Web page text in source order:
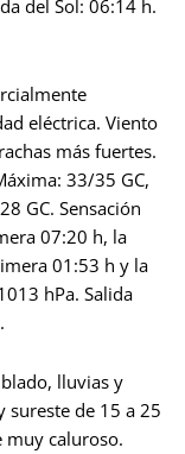
del Sol: 06:14 h.
eléctrica. Viento
más fuertes.
33/35 GC,
GC. Sensación
07:20 h, la
01:53 h y la
hPa. Salida
lluvias y
sureste de 15 a 25
muy caluroso.